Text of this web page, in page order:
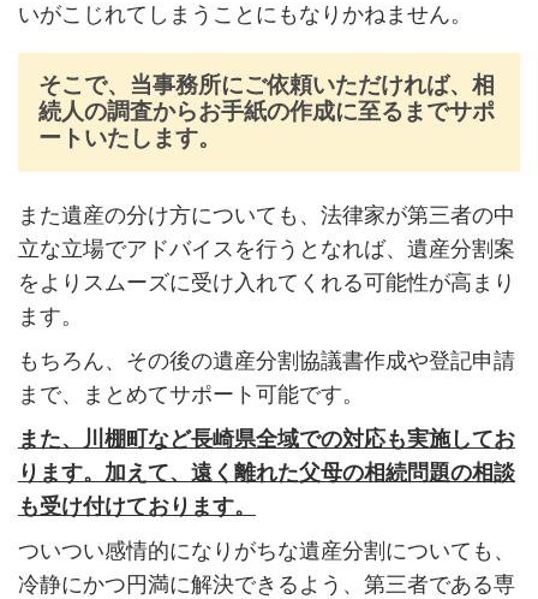
いがこじれてしまうことにもなりかねません。
そこで、当事務所にご依頼いただければ、相
続人の調査からお手紙の作成に至るまでサポ
ートいたします。
また遺産の分け方についても、法律家が第三者の中
立な立場でアドバイスを行うとなれば、遺産分割案
をよりスムーズに受け入れてくれる可能性が高まり
ます。
もちろん、その後の遺産分割協議書作成や登記申請
まで、まとめてサポート可能です。
また、川棚町など長崎県全域での対応も実施してお
ります。加えて、遠く離れた父母の相続問題の相談
も受け付けております。
ついつい感情的になりがちな遺産分割についても、
冷静にかつ円満に解決できるよう、第三者である専